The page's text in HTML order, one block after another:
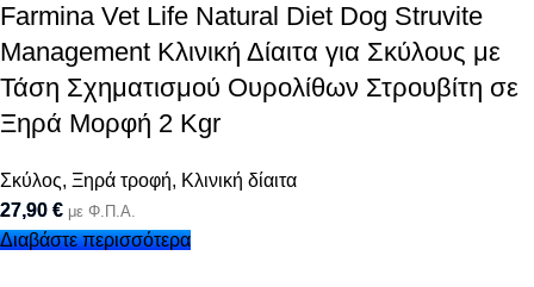
Farmina Vet Life Natural Diet Dog Struvite
Management Κλινική Δίαιτα για Σκύλους με
Τάση Σχηματισμού Ουρολίθων Στρουβίτη σε
Ξηρά Μορφή 2 Kgr
Σκύλος, Ξηρά τροφή, Κλινική δίαιτα
27,90 € με Φ.Π.Α.
Διαβάστε περισσότερα